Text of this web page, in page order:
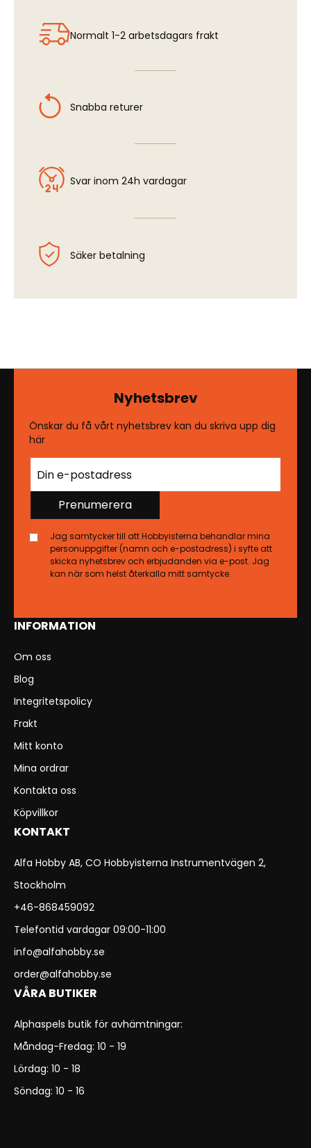
Normalt 1-2 arbetsdagars frakt
Snabba returer
Svar inom 24h vardagar
Säker betalning
INFORMATION
Om oss
Blog
Integritetspolicy
Frakt
Mitt konto
Mina ordrar
Kontakta oss
Köpvillkor
KONTAKT
Alfa Hobby AB, CO Hobbyisterna Instrumentvägen 2,
Stockholm
+46-868459092
Telefontid vardagar 09:00-11:00
info@alfahobby.se
order@alfahobby.se
VÅRA BUTIKER
Alphaspels butik för avhämtningar:
Måndag-Fredag: 10 - 19
Lördag: 10 - 18
Söndag: 10 - 16
Nyhetsbrev
Önskar du få vårt nyhetsbrev kan du skriva upp dig
här
Prenumerera
Jag samtycker till att Hobbyisterna behandlar mina
personuppgifter (namn och e-postadress) i syfte att
skicka nyhetsbrev och erbjudanden via e-post. Jag
kan när som helst återkalla mitt samtycke.